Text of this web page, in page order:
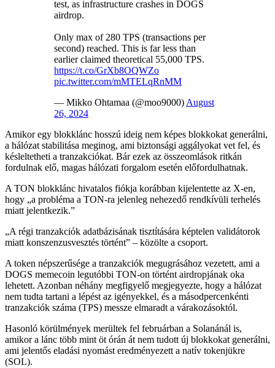
test, as infrastructure crashes in DOGS
airdrop.
Only max of 280 TPS (transactions per
second) reached. This is far less than
earlier claimed theoretical 55,000 TPS.
https://t.co/GrXb8OQWZo
pic.twitter.com/mMTELqRnMM
— Mikko Ohtamaa (@moo9000) August
26, 2024
Amikor egy blokklánc hosszú ideig nem képes blokkokat generálni,
a hálózat stabilitása meginog, ami biztonsági aggályokat vet fel, és
késleltetheti a tranzakciókat. Bár ezek az összeomlások ritkán
fordulnak elő, magas hálózati forgalom esetén előfordulhatnak.
A TON blokklánc hivatalos fiókja korábban kijelentette az X-en,
hogy „a probléma a TON-ra jelenleg nehezedő rendkívüli terhelés
miatt jelentkezik.”
„A régi tranzakciók adatbázisának tisztítására képtelen validátorok
miatt konszenzusvesztés történt” – közölte a csoport.
A token népszerűsége a tranzakciók megugrásához vezetett, ami a
DOGS memecoin legutóbbi TON-on történt airdropjának oka
lehetett. Azonban néhány megfigyelő megjegyezte, hogy a hálózat
nem tudta tartani a lépést az igényekkel, és a másodpercenkénti
tranzakciók száma (TPS) messze elmaradt a várakozásoktól.
Hasonló körülmények merültek fel februárban a Solanánál is,
amikor a lánc több mint öt órán át nem tudott új blokkokat generálni,
ami jelentős eladási nyomást eredményezett a natív tokenjükre
(SOL).